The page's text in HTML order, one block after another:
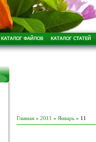
Главная » 2011 » Январь » 11